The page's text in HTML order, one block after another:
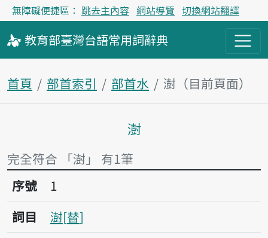
無障礙便捷區： 跳去主內容 網站導覽 切換網站翻譯
教育部臺灣台語常用詞辭典
首頁 部首索引 部首水 澍（目前頁面）
主內容區塊
澍
完全符合 「澍」 有1筆
序號1澍
序號
1
詞目
澍 替